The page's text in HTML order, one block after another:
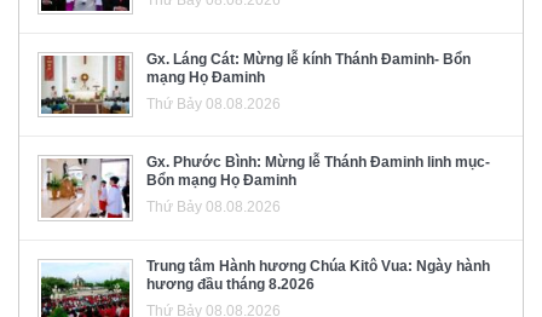
Gx. Láng Cát: Mừng lễ kính Thánh Đaminh- Bổn
mạng Họ Đaminh
Thứ Bảy 08.08.2026
Gx. Phước Bình: Mừng lễ Thánh Đaminh linh mục-
Bổn mạng Họ Đaminh
Thứ Bảy 08.08.2026
Trung tâm Hành hương Chúa Kitô Vua: Ngày hành
hương đầu tháng 8.2026
Thứ Bảy 08.08.2026